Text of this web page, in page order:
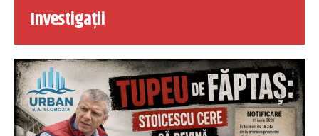
Investigații